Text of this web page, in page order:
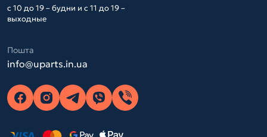
с 10 до 19 – будни и с 11 до 19 –
выходные
Пошта
info@uparts.in.ua